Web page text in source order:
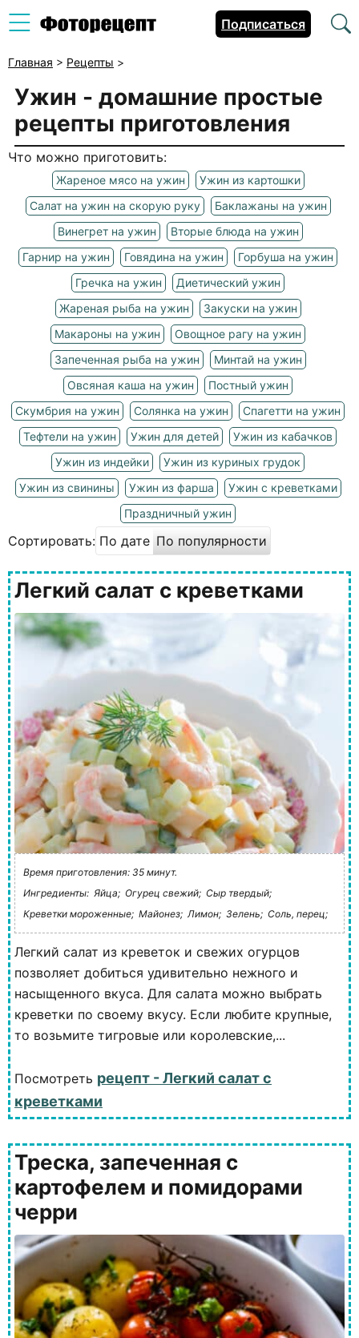
Подписаться
Главная > Рецепты >
Ужин - домашние простые
рецепты приготовления
Что можно приготовить:
Жареное мясо на ужин
Ужин из картошки
Салат на ужин на скорую руку
Баклажаны на ужин
Винегрет на ужин
Вторые блюда на ужин
Гарнир на ужин
Говядина на ужин
Горбуша на ужин
Гречка на ужин
Диетический ужин
Жареная рыба на ужин
Закуски на ужин
Макароны на ужин
Овощное рагу на ужин
Запеченная рыба на ужин
Минтай на ужин
Овсяная каша на ужин
Постный ужин
Скумбрия на ужин
Солянка на ужин
Спагетти на ужин
Тефтели на ужин
Ужин для детей
Ужин из кабачков
Ужин из индейки
Ужин из куриных грудок
Ужин из свинины
Ужин из фарша
Ужин с креветками
Праздничный ужин
Сортировать: По дате По популярности
Легкий салат с креветками
Время приготовления: 35 минут.
Ингредиенты: Яйца; Огурец свежий; Сыр твердый;
Креветки мороженные; Майонез; Лимон; Зелень; Соль, перец;
Легкий салат из креветок и свежих огурцов
позволяет добиться удивительно нежного и
насыщенного вкуса. Для салата можно выбрать
креветки по своему вкусу. Если любите крупные,
то возьмите тигровые или королевские,...
Посмотреть рецепт - Легкий салат с
креветками
Треска, запеченная с
картофелем и помидорами
черри